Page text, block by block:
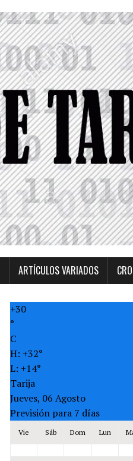
ARTÍCULOS VARIADOS
+30
°
C
H: +32°
L: +14°
Tarija
Jueves, 06 Agosto
Previsión para 7 días
Vie Sáb Dom Lun